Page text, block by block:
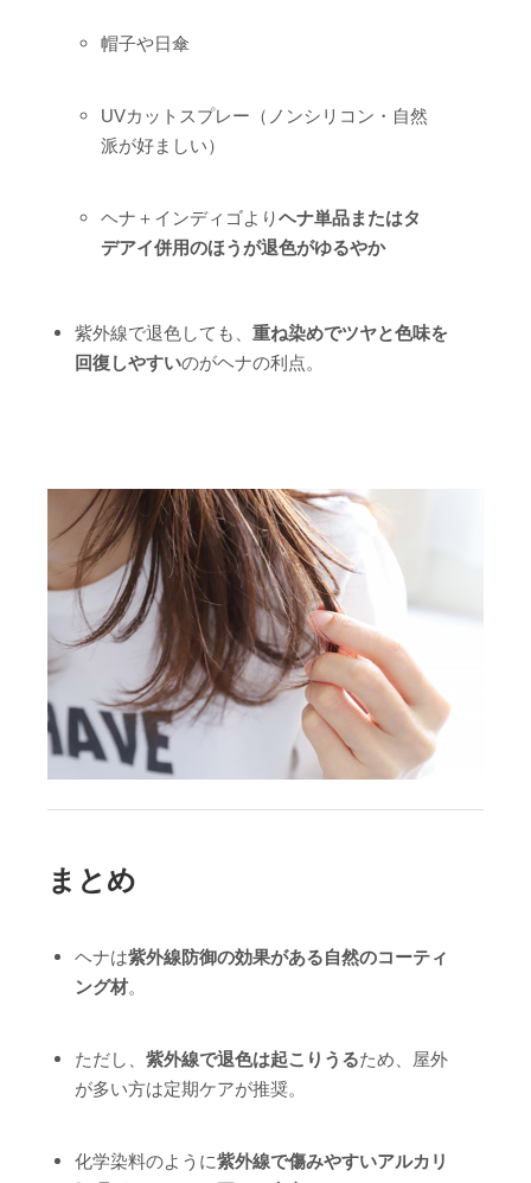
帽子や日傘
UVカットスプレー（ノンシリコン・自然
派が好ましい）
ヘナ＋インディゴよりヘナ単品またはタ
デアイ併用のほうが退色がゆるやか
紫外線で退色しても、 重ね染めでツヤと色味を
回復しやすいのがヘナの利点。
まとめ
ヘナは紫外線防御の効果がある自然のコーティ
ング材。
ただし、 紫外線で退色は起こりうるため、屋外
が多い方は定期ケアが推奨。
化学染料のように紫外線で傷みやすいアルカリ